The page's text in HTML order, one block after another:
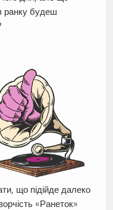
ранку будеш
що підійде далеко
«Ранеток»